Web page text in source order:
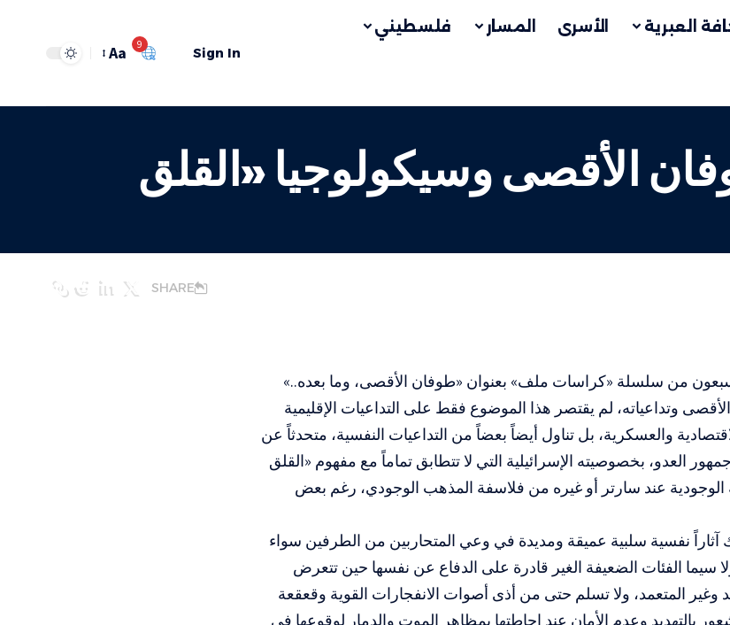
العبرية الأسرى المسار فلسطيني
Sign In
9
Aa
الأقصى وسيكولوجيا «القلق
SHARE
من سلسلة «كراسات ملف» بعنوان «طوفان الأقصى، وما بعده..»
وتداعياته، لم يقتصر هذا الموضوع فقط على التداعيات الإقليمية
والعسكرية، بل تناول أيضاً بعضاً من التداعيات النفسية، متحدثاً عن
العدو، بخصوصيته الإسرائيلية التي لا تتطابق تماماً مع مفهوم «القلق
عند سارتر أو غيره من فلاسفة المذهب الوجودي، رغم بعض
نفسية سلبية عميقة ومديدة في وعي المتحاربين من الطرفين سواء
سيما الفئات الضعيفة الغير قادرة على الدفاع عن نفسها حين تتعرض
وغير المتعمد، ولا تسلم حتى من أذى أصوات الانفجارات القوية وقعقعة
بالتهديد وعدم الأمان عند إحاطتها بمظاهر الموت والدمار لوقوعها في